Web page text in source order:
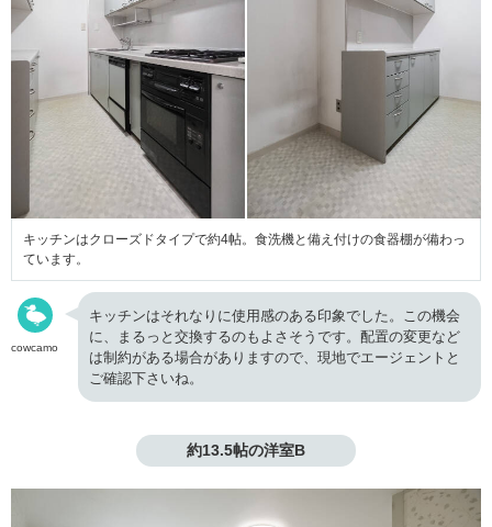
キッチンはクローズドタイプで約4帖。食洗機と備え付けの食器棚が備わっ
ています。
cowcamo
キッチンはそれなりに使用感のある印象でした。この機会
に、まるっと交換するのもよさそうです。配置の変更など
は制約がある場合がありますので、現地でエージェントと
ご確認下さいね。
約13.5帖の洋室B